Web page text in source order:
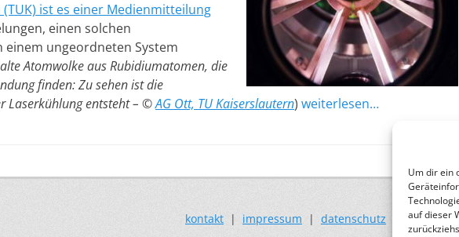
Um dir ein
auf dieser
ist es einer Medienmitteilung
einen solchen
ungeordneten System
Atomwolke aus Rubidiumatomen, die
finden: Zu sehen ist die
Laserkühlung entsteht – ©AG Ott, TU Kaiserslautern) weiterlesen…
kontakt | impressum | datenschutz